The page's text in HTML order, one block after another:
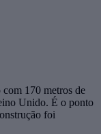
170 metros de
Unido. É o ponto
foi